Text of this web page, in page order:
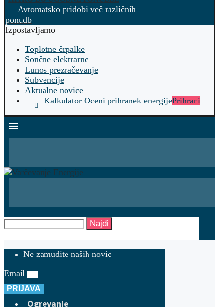
Avtomatsko pridobi več različnih
ponudb
Izpostavljamo
Toplotne črpalke
Sončne elektrarne
Lunos prezračevanje
Subvencije
Aktualne novice
Kalkulator Oceni prihranek energijePrihrani
Najdi
Ne zamudite naših novic
Email
PRIJAVA
Ogrevanje